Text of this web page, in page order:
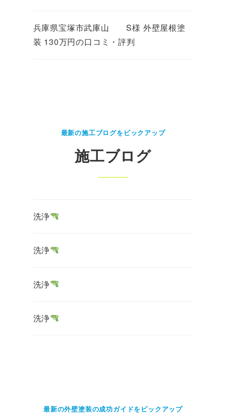
兵庫県宝塚市武庫山 S様 外壁屋根塗
装 130万円の口コミ・評判
最新の施工ブログをピックアップ
施工ブログ
洗浄
洗浄
洗浄
洗浄
最新の外壁塗装の成功ガイドをピックアップ